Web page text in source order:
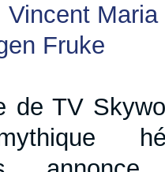
Vincent Maria
Fruke
de TV